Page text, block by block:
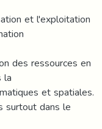
et l'exploitation
des ressources en
la
et spatiales.
surtout dans le